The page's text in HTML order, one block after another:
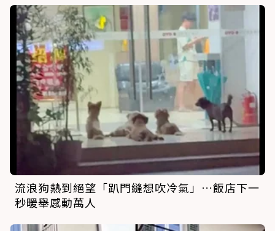
流浪狗熱到絕望「趴門縫想吹冷氣」…飯店下一
秒暖舉感動萬人